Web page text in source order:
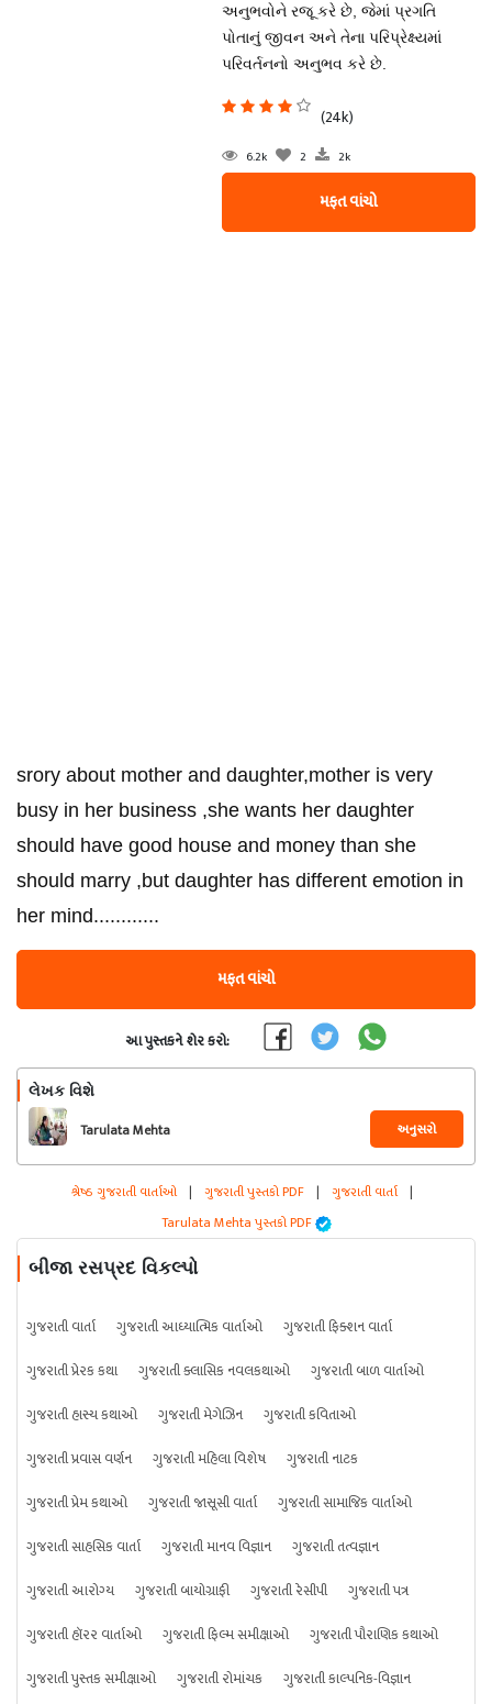
અનુભવોને રજૂ કરે છે, જેમાં પ્રગતિ
પોતાનું જીવન અને તેના પરિપ્રેક્ષ્યમાં
પરિવર્તનનો અનુભવ કરે છે.
(24k)
6.2k 2 2k
મફત વાંચો
srory about mother and daughter,mother is very
busy in her business ,she wants her daughter
should have good house and money than she
should marry ,but daughter has different emotion in
her mind............
મફત વાંચો
આ પુસ્તકને શેર કરો:
લેખક વિશે
Tarulata Mehta અનુસરો
શ્રેષ્ઠ ગુજરાતી વાર્તાઓ | ગુજરાતી પુસ્તકો PDF | ગુજરાતી વાર્તા |
Tarulata Mehta પુસ્તકો PDF
બીજા રસપ્રદ વિકલ્પો
ગુજરાતી વાર્તા ગુજરાતી આધ્યાત્મિક વાર્તાઓ
ગુજરાતી ફિક્શન વાર્તા
ગુજરાતી પ્રેરક કથા
ગુજરાતી ક્લાસિક નવલકથાઓ
ગુજરાતી બાળ વાર્તાઓ
ગુજરાતી હાસ્ય કથાઓ
ગુજરાતી મેગેઝિન
ગુજરાતી કવિતાઓ
ગુજરાતી પ્રવાસ વર્ણન
ગુજરાતી મહિલા વિશેષ
ગુજરાતી નાટક
ગુજરાતી પ્રેમ કથાઓ
ગુજરાતી જાસૂસી વાર્તા
ગુજરાતી સામાજિક વાર્તાઓ
ગુજરાતી સાહસિક વાર્તા
ગુજરાતી માનવ વિજ્ઞાન
ગુજરાતી તત્વજ્ઞાન
ગુજરાતી આરોગ્ય
ગુજરાતી બાયોગ્રાફી ગુજરાતી રેસીપી
ગુજરાતી પત્ર
ગુજરાતી હૉરર વાર્તાઓ
ગુજરાતી ફિલ્મ સમીક્ષાઓ
ગુજરાતી પૌરાણિક કથાઓ
ગુજરાતી પુસ્તક સમીક્ષાઓ
ગુજરાતી રોમાંચક ગુજરાતી કાલ્પનિક-વિજ્ઞાન